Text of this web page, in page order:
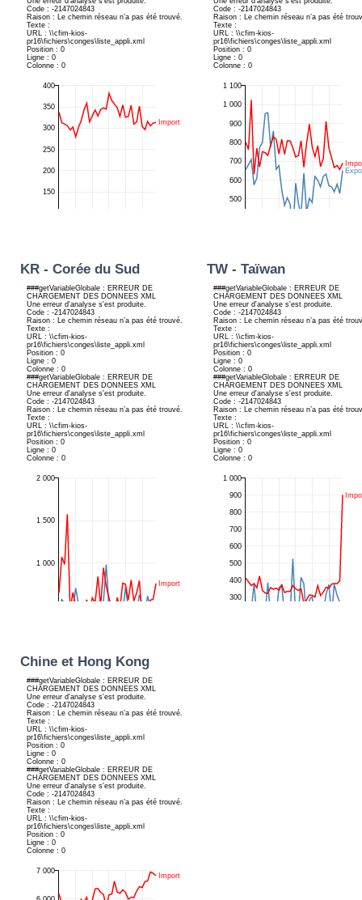
KR - Corée du Sud TW - Taïwan
Chine et Hong Kong